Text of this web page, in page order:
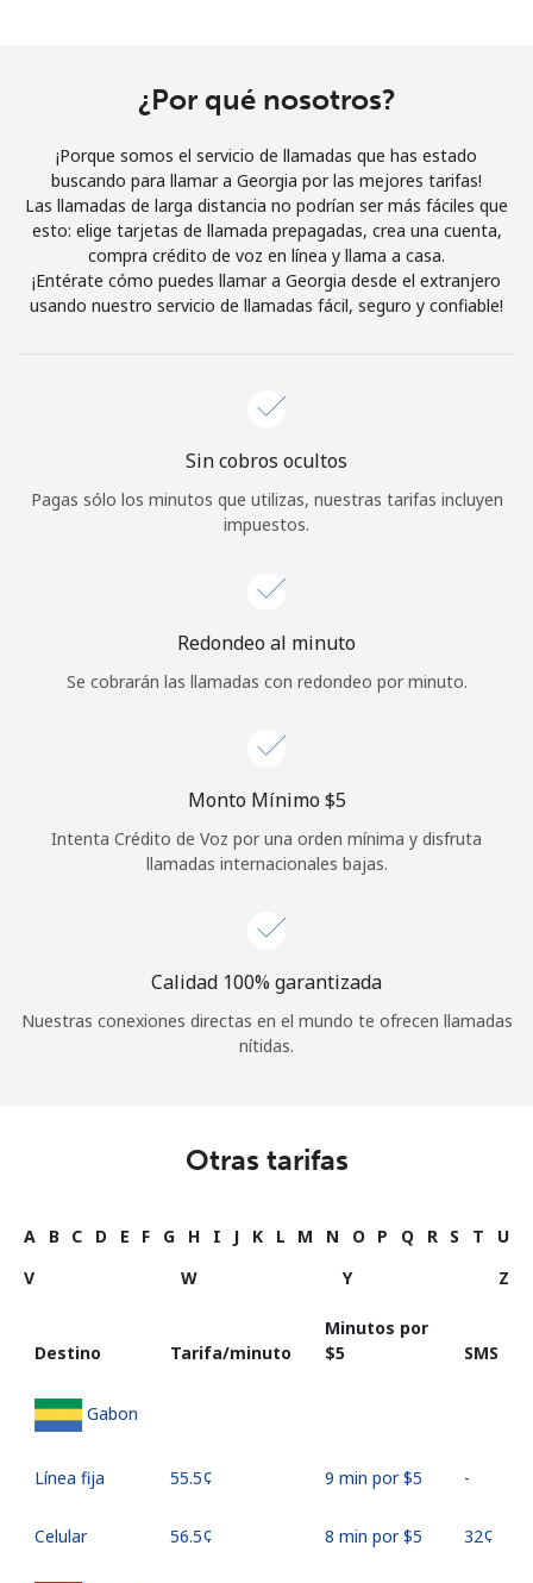
Únete
¡Hola!
Inicia sesión oREGÍSTRATE →
¿Olvidaste tu contraseña? →
o
Continuar con
¿Por qué nosotros?
¡Porque somos el servicio de llamadas que has estado
buscando para llamar a Georgia por las mejores tarifas!
Las llamadas de larga distancia no podrían ser más fáciles que
esto: elige tarjetas de llamada prepagadas, crea una cuenta,
compra crédito de voz en línea y llama a casa.
¡Entérate cómo puedes llamar a Georgia desde el extranjero
usando nuestro servicio de llamadas fácil, seguro y confiable!
Sin cobros ocultos
Pagas sólo los minutos que utilizas, nuestras tarifas incluyen
impuestos.
Redondeo al minuto
Se cobrarán las llamadas con redondeo por minuto.
Monto Mínimo ⁦$5⁩
Intenta Crédito de Voz por una orden mínima y disfruta
llamadas internacionales bajas.
Calidad 100% garantizada
Nuestras conexiones directas en el mundo te ofrecen llamadas
nítidas.
Otras tarifas
A B C D E F G H I J K L M N O P Q R S T
U
V
W Y Z
Destino Tarifa/minuto
Minutos por
⁦$5⁩
SMS
Gabon
Línea fija ⁦55.5¢⁩ 9 min por ⁦$5⁩ -
Celular ⁦56.5¢⁩ 8 min por ⁦$5⁩ ⁦32¢⁩